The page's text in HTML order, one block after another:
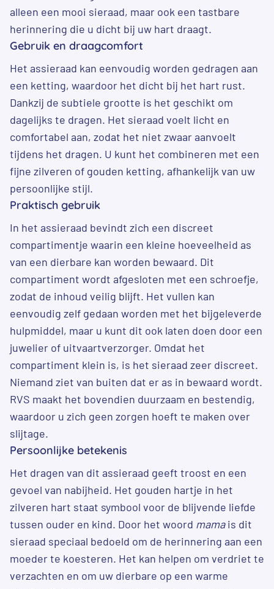
alleen een mooi sieraad, maar ook een tastbare
herinnering die u dicht bij uw hart draagt.
Gebruik en draagcomfort
Het assieraad kan eenvoudig worden gedragen aan
een ketting, waardoor het dicht bij het hart rust.
Dankzij de subtiele grootte is het geschikt om
dagelijks te dragen. Het sieraad voelt licht en
comfortabel aan, zodat het niet zwaar aanvoelt
tijdens het dragen. U kunt het combineren met een
fijne zilveren of gouden ketting, afhankelijk van uw
persoonlijke stijl.
Praktisch gebruik
In het assieraad bevindt zich een discreet
compartimentje waarin een kleine hoeveelheid as
van een dierbare kan worden bewaard. Dit
compartiment wordt afgesloten met een schroefje,
zodat de inhoud veilig blijft. Het vullen kan
eenvoudig zelf gedaan worden met het bijgeleverde
hulpmiddel, maar u kunt dit ook laten doen door een
juwelier of uitvaartverzorger. Omdat het
compartiment klein is, is het sieraad zeer discreet.
Niemand ziet van buiten dat er as in bewaard wordt.
RVS maakt het bovendien duurzaam en bestendig,
waardoor u zich geen zorgen hoeft te maken over
slijtage.
Persoonlijke betekenis
Het dragen van dit assieraad geeft troost en een
gevoel van nabijheid. Het gouden hartje in het
zilveren hart staat symbool voor de blijvende liefde
tussen ouder en kind. Door het woord mamais dit
sieraad speciaal bedoeld om de herinnering aan een
moeder te koesteren. Het kan helpen om verdriet te
verzachten en om uw dierbare op een warme